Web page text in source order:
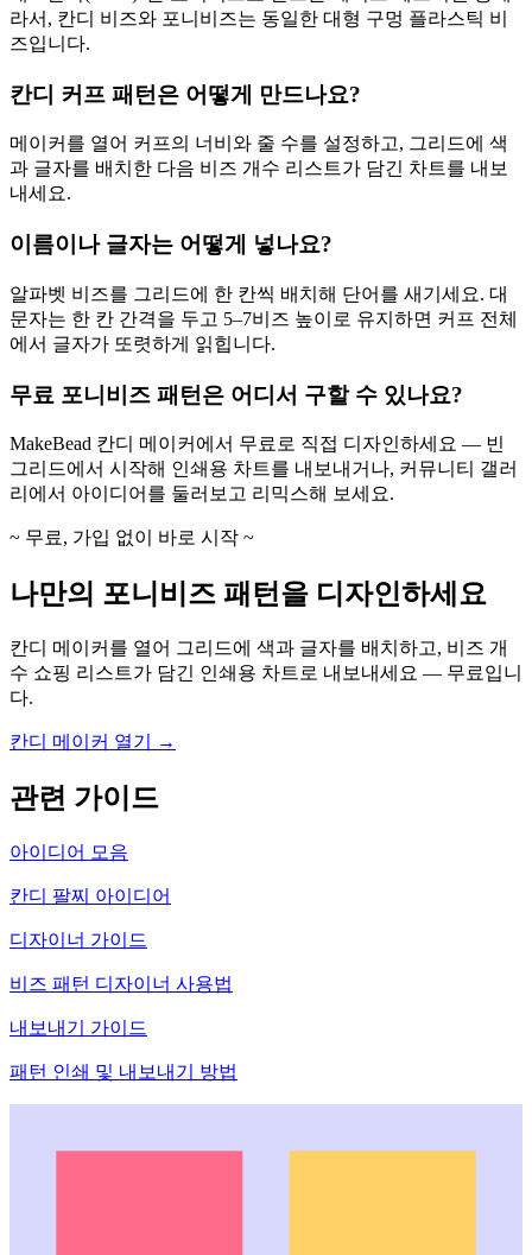
라서, 칸디 비즈와 포니비즈는 동일한 대형 구멍 플라스틱 비
즈입니다.
칸디 커프 패턴은 어떻게 만드나요?
메이커를 열어 커프의 너비와 줄 수를 설정하고, 그리드에 색
과 글자를 배치한 다음 비즈 개수 리스트가 담긴 차트를 내보
내세요.
이름이나 글자는 어떻게 넣나요?
알파벳 비즈를 그리드에 한 칸씩 배치해 단어를 새기세요. 대
문자는 한 칸 간격을 두고 5–7비즈 높이로 유지하면 커프 전체
에서 글자가 또렷하게 읽힙니다.
무료 포니비즈 패턴은 어디서 구할 수 있나요?
MakeBead 칸디 메이커에서 무료로 직접 디자인하세요 — 빈
그리드에서 시작해 인쇄용 차트를 내보내거나, 커뮤니티 갤러
리에서 아이디어를 둘러보고 리믹스해 보세요.
~ 무료, 가입 없이 바로 시작 ~
나만의 포니비즈 패턴을 디자인하세요
칸디 메이커를 열어 그리드에 색과 글자를 배치하고, 비즈 개
수 쇼핑 리스트가 담긴 인쇄용 차트로 내보내세요 — 무료입니
다.
칸디 메이커 열기 →
관련 가이드
아이디어 모음
칸디 팔찌 아이디어
디자이너 가이드
비즈 패턴 디자이너 사용법
내보내기 가이드
패턴 인쇄 및 내보내기 방법